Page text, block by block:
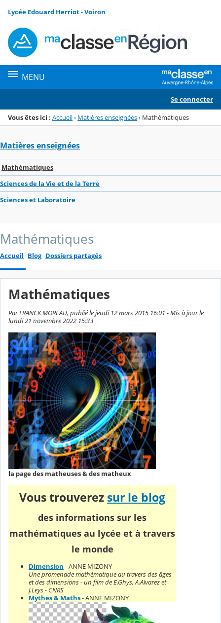
Menu de la rubrique
Contenu
Lycée Edouard Herriot - Voiron
MENU
Se connecter
Vous êtes ici : Accueil› Matières enseignées› Mathématiques
Matières enseignées
Mathématiques
Sciences de la Vie et de la Terre
Sciences et Laboratoire
Mathématiques
Accueil Blog Dossiers partagés
Mathématiques
Par FRANCK MOREAU, publié le jeudi 12 mars 2015 16:01 - Mis à jour le
lundi 21 novembre 2022 15:33
la page des matheuses & des matheux
Vous trouverez sur le blog
des informations sur les
mathématiques au lycée et à travers
le monde
Dimension - ANNE MIZONY
Une promenade mathématique au travers des âges
et des dimensions - un film de E.Ghys, A.Alvarez et
J.Leys - CNRS
Mythes & Maths- ANNE MIZONY